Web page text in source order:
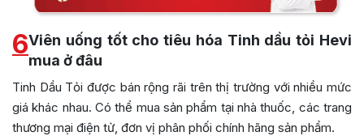
6Viên uống tốt cho tiêu hóa Tinh dầu tỏi Hevi
mua ở đâu
Tinh Dầu Tỏi được bán rộng rãi trên thị trường với nhiều mức
giá khác nhau. Có thể mua sản phẩm tại nhà thuốc, các trang
thương mại điện tử, đơn vị phân phối chính hãng sản phẩm.